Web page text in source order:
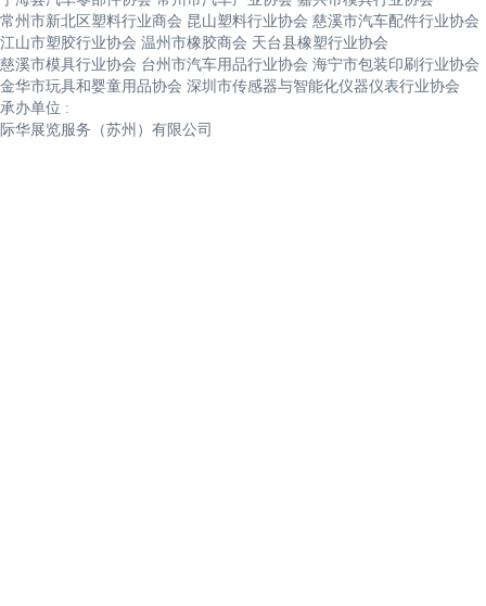
常州市新北区塑料行业商会 昆山塑料行业协会 慈溪市汽车配件行业协会
江山市塑胶行业协会 温州市橡胶商会 天台县橡塑行业协会
慈溪市模具行业协会 台州市汽车用品行业协会 海宁市包装印刷行业协会
金华市玩具和婴童用品协会 深圳市传感器与智能化仪器仪表行业协会
承办单位 :
际华展览服务（苏州）有限公司